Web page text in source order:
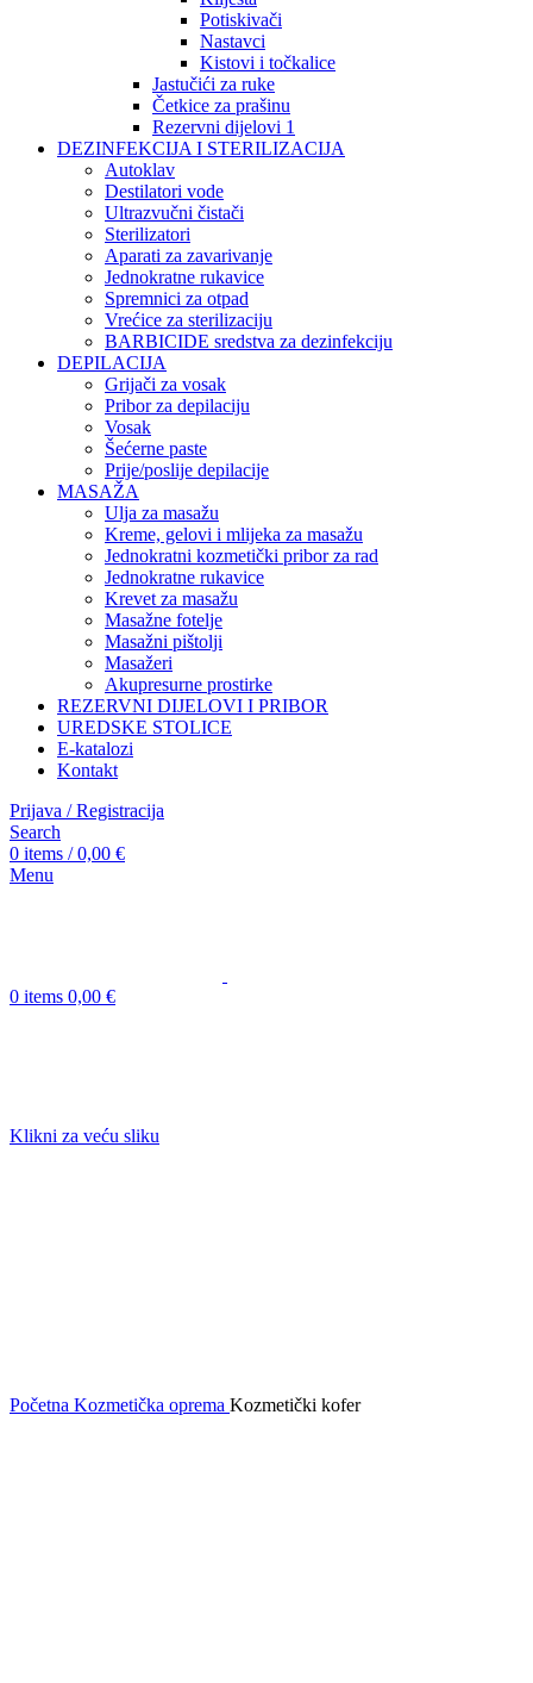
Potiskivači
Nastavci
Kistovi i točkalice
Jastučići za ruke
Četkice za prašinu
Rezervni dijelovi 1
DEZINFEKCIJA I STERILIZACIJA
Autoklav
Destilatori vode
Ultrazvučni čistači
Sterilizatori
Aparati za zavarivanje
Jednokratne rukavice
Spremnici za otpad
Vrećice za sterilizaciju
BARBICIDE sredstva za dezinfekciju
DEPILACIJA
Grijači za vosak
Pribor za depilaciju
Vosak
Šećerne paste
Prije/poslije depilacije
MASAŽA
Ulja za masažu
Kreme, gelovi i mlijeka za masažu
Jednokratni kozmetički pribor za rad
Jednokratne rukavice
Krevet za masažu
Masažne fotelje
Masažni pištolji
Masažeri
Akupresurne prostirke
REZERVNI DIJELOVI I PRIBOR
UREDSKE STOLICE
E-katalozi
Kontakt
Prijava / Registracija
Search
0 items / 0,00 €
Menu
0 items 0,00 €
Klikni za veću sliku
Početna Kozmetička oprema Kozmetički kofer